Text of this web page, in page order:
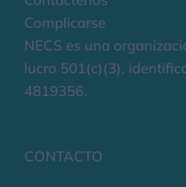
Complicarse
NECS es una
lucro 501(c)(3),
4819356.
CONTACTO